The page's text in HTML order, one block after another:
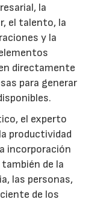
la
el talento, la
y la
directamente
para generar
el experto
productividad
incorporación
de la
las personas,
de los